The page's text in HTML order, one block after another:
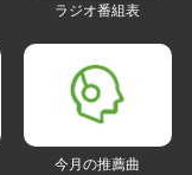
ラジオ番組表
今月の推薦曲